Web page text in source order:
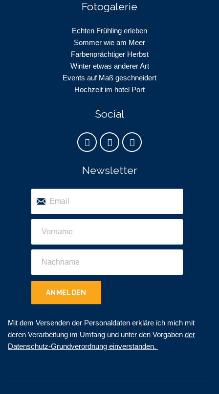
Fotogalerie
Echten Frühling erleben
Sommer wie am Meer
Farbenprächtiger Herbst
Winter etwas anderer Art
Events auf Maß geschneidert
Hochzeit im hotel Port
Social
Newsletter
ANMELDEN
Mit dem Versenden der Personaldaten erkläre ich mich mit
deren Verarbeitung im Umfang und unter den Vorgaben der
Datenschutz-Grundverordnung einverstanden.